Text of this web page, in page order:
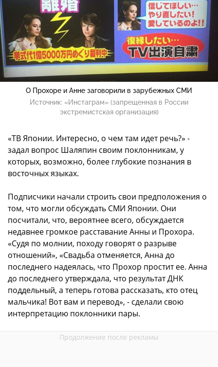
О Прохоре и Анне заговорили в зарубежных СМИ
Источник: «Инстаграм» (запрещенная в России
экстремистская организация)
«ТВ Японии. Интересно, о чем там идет речь?» -
задал вопрос Шаляпин своим поклонникам, у
которых, возможно, более глубокие познания в
восточных языках.
Подписчики начали строить свои предположения о
том, что могли обсуждать СМИ Японии. Они
посчитали, что, вероятнее всего, обсуждается
недавнее громкое расставание Анны и Прохора.
«Судя по молнии, походу говорят о разрыве
отношений», «Свадьба отменяется, Анна до
последнего надеялась, что Прохор простит ее. Анна
до последнего утверждала, что результат ДНК
поддельный, а теперь готова рассказать, кто отец
мальчика! Вот вам и перевод», - сделали свою
интерпретацию поклонники пары.